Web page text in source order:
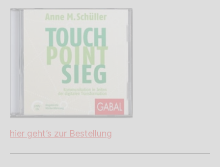
hier geht’s zur Bestellung